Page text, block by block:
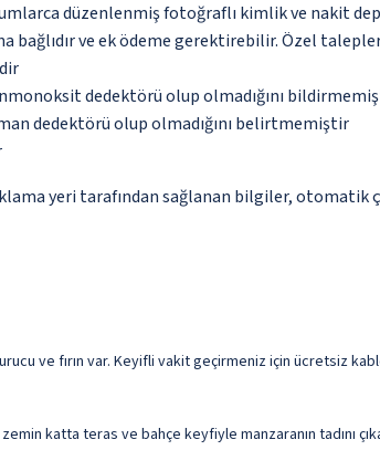
düzenlenmiş fotoğraflı kimlik ve nakit
bağlıdır ve ek ödeme gerektirebilir. Özel
dedektörü olup olmadığını
dedektörü olup olmadığını belirtmemiştir
yeri tarafından sağlanan bilgiler, otomatik
ve fırın var. Keyifli vakit geçirmeniz için ücretsiz
katta teras ve bahçe keyfiyle manzaranın tadını